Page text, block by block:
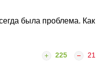
была проблема. Как
225 21